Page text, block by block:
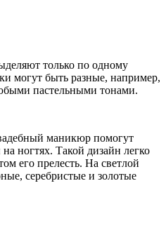
только по одному
могут быть разные, например,
пастельными тонами.
маникюр помогут
ногтях. Такой дизайн легко
его прелесть. На светлой
серебристые и золотые